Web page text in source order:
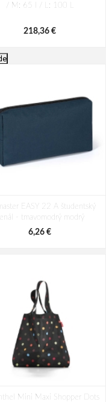
/ M: 65 l / L: 100 L
218,36 €
M: 65 l / L: 100 L
218,36 €
EASY 22 A študentský
- tmavomodrý modrý
6,26 €
Mini Maxi Shopper Dots